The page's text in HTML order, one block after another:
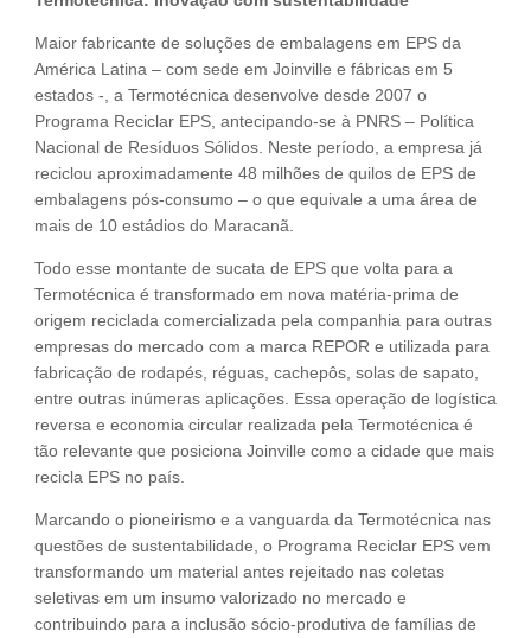
Maior fabricante de soluções de embalagens em EPS da
América Latina – com sede em Joinville e fábricas em 5
estados -, a Termotécnica desenvolve desde 2007 o
Programa Reciclar EPS, antecipando-se à PNRS – Política
Nacional de Resíduos Sólidos. Neste período, a empresa já
reciclou aproximadamente 48 milhões de quilos de EPS de
embalagens pós-consumo – o que equivale a uma área de
mais de 10 estádios do Maracanã.
Todo esse montante de sucata de EPS que volta para a
Termotécnica é transformado em nova matéria-prima de
origem reciclada comercializada pela companhia para outras
empresas do mercado com a marca REPOR e utilizada para
fabricação de rodapés, réguas, cachepôs, solas de sapato,
entre outras inúmeras aplicações. Essa operação de logística
reversa e economia circular realizada pela Termotécnica é
tão relevante que posiciona Joinville como a cidade que mais
recicla EPS no país.
Marcando o pioneirismo e a vanguarda da Termotécnica nas
questões de sustentabilidade, o Programa Reciclar EPS vem
transformando um material antes rejeitado nas coletas
seletivas em um insumo valorizado no mercado e
contribuindo para a inclusão sócio-produtiva de famílias de